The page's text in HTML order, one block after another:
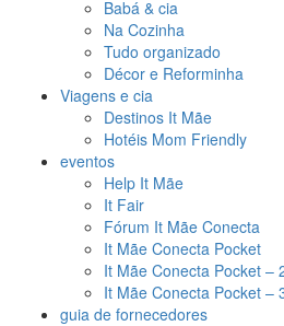
Babá & cia
Na Cozinha
Tudo organizado
Décor e Reforminha
Viagens e cia
Destinos It Mãe
Hotéis Mom Friendly
eventos
Help It Mãe
It Fair
Fórum It Mãe Conecta
It Mãe Conecta Pocket
It Mãe Conecta Pocket –
It Mãe Conecta Pocket –
guia de fornecedores